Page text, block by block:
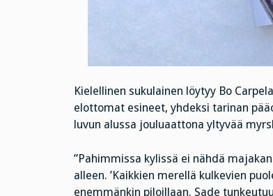
Kielellinen sukulainen löytyy Bo
elottomat esineet, yhdeksi tarinan
luvun alussa jouluaattona yltyvää
”Pahimmissa kylissä ei nähdä
alleen. ’Kaikkien merellä kulkevien
enemmänkin piloillaan. Sade